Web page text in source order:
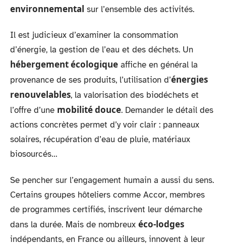
environnemental sur l’ensemble des activités.
Il est judicieux d’examiner la consommation
d’énergie, la gestion de l’eau et des déchets. Un
hébergement écologique affiche en général la
provenance de ses produits, l’utilisation d’énergies
renouvelables, la valorisation des biodéchets et
l’offre d’une mobilité douce. Demander le détail des
actions concrètes permet d’y voir clair : panneaux
solaires, récupération d’eau de pluie, matériaux
biosourcés…
Se pencher sur l’engagement humain a aussi du sens.
Certains groupes hôteliers comme Accor, membres
de programmes certifiés, inscrivent leur démarche
dans la durée. Mais de nombreux éco-lodges
indépendants, en France ou ailleurs, innovent à leur